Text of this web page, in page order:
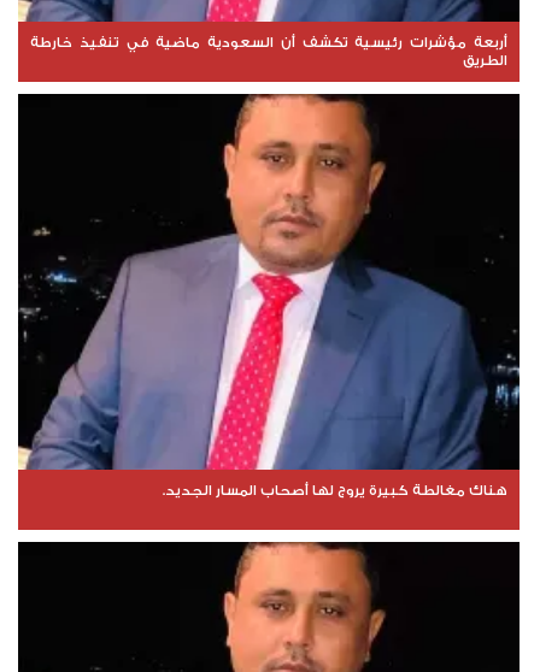
أربعة مؤشرات رئيسية تكشف أن السعودية ماضية في تنفيذ خارطة
الطريق
هناك مغالطة كبيرة يروج لها أصحاب المسار الجديد.